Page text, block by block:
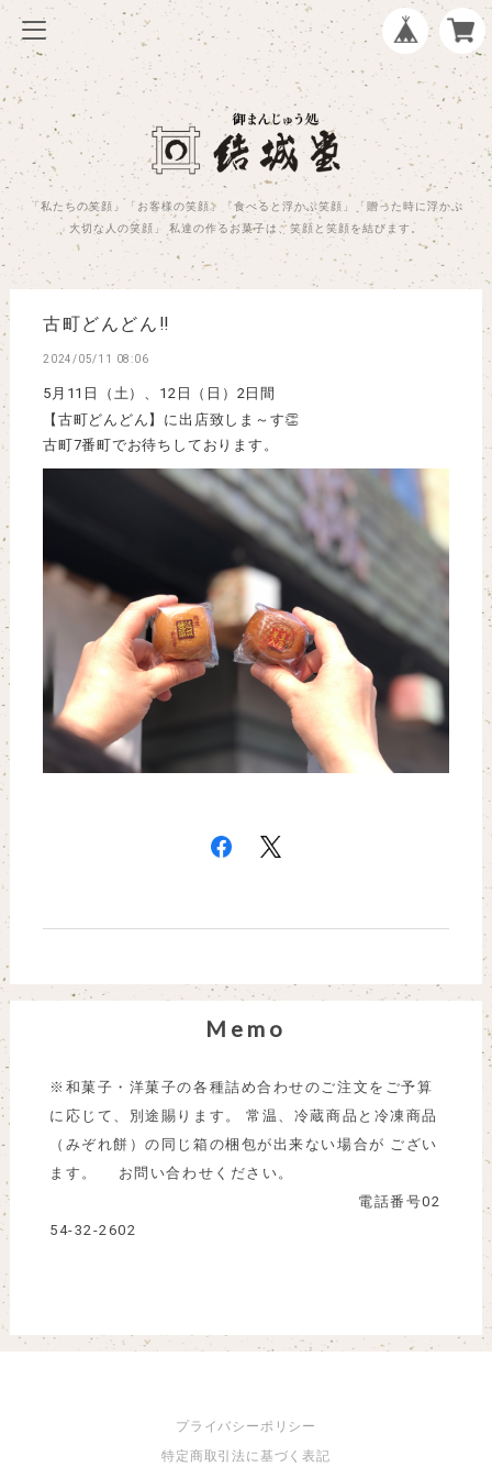
「私たちの笑顔」「お客様の笑顔」「食べると浮かぶ笑顔」「贈った時に浮かぶ
大切な人の笑顔」 私達の作るお菓子は、笑顔と笑顔を結びます。
古町どんどん‼
2024/05/11 08:06
5月11日（土）、12日（日）2日間
【古町どんどん】に出店致しま～す👏
古町7番町でお待ちしております。
Memo
※和菓子・洋菓子の各種詰め合わせのご注文をご予算
に応じて、別途賜ります。 常温、冷蔵商品と冷凍商品
（みぞれ餅）の同じ箱の梱包が出来ない場合が ござい
ます。 お問い合わせください。
電話番号02
54-32-2602
プライバシーポリシー
特定商取引法に基づく表記